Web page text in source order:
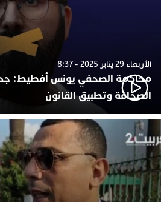
الأربعاء 29 يناير 2025 - 8:37
محاكمة الصحفي يونس أفطيط:
الصحافة وتطبيق القانون